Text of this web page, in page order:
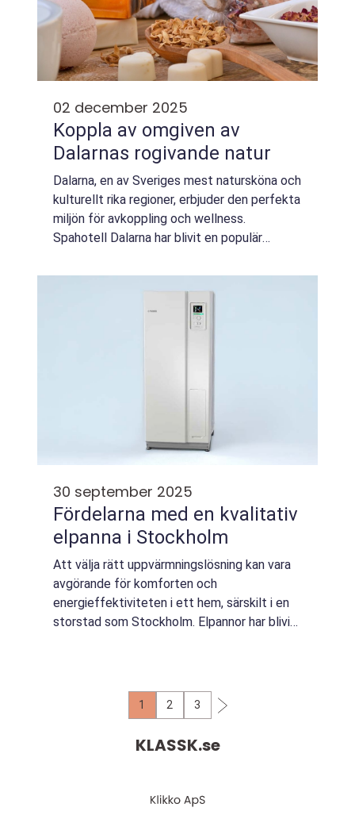
02 december 2025
Koppla av omgiven av
Dalarnas rogivande natur
Dalarna, en av Sveriges mest natursköna och
kulturellt rika regioner, erbjuder den perfekta
miljön för avkoppling och wellness.
Spahotell Dalarna har blivit en populär
va...
30 september 2025
Fördelarna med en kvalitativ
elpanna i Stockholm
Att välja rätt uppvärmningslösning kan vara
avgörande för komforten och
energieffektiviteten i ett hem, särskilt i en
storstad som Stockholm. Elpannor har blivit
1 2 3
KLASSK.se